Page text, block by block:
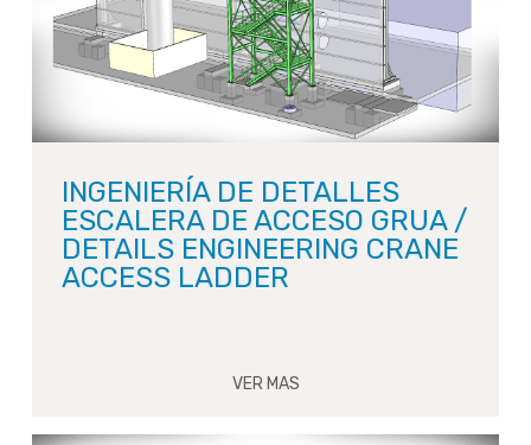
INGENIERÍA DE DETALLES
ESCALERA DE ACCESO GRUA /
DETAILS ENGINEERING CRANE
ACCESS LADDER
VER MAS